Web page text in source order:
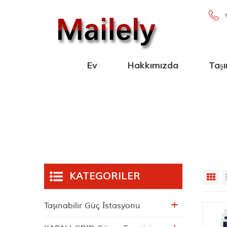
Ev Hakkımızda
KATEGORILER
Taşınabilir Güç İstasyonu